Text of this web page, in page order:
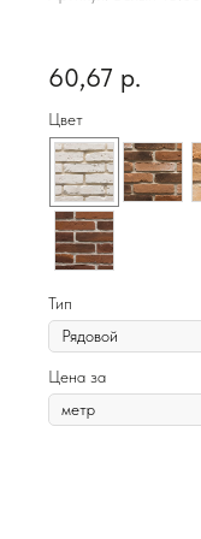
60,67 р.
Цвет
Тип
Цена за